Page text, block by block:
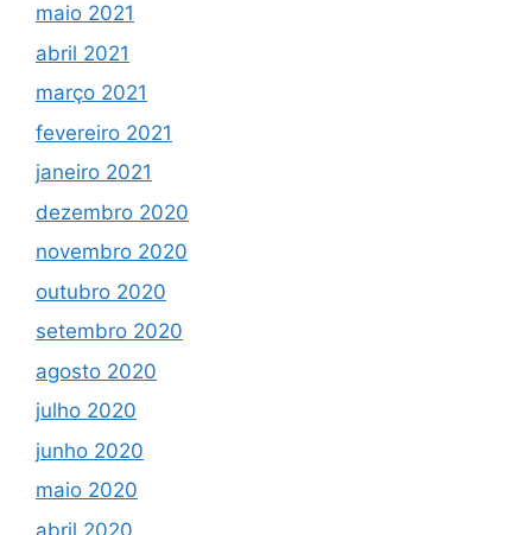
maio 2021
abril 2021
março 2021
fevereiro 2021
janeiro 2021
dezembro 2020
novembro 2020
outubro 2020
setembro 2020
agosto 2020
julho 2020
junho 2020
maio 2020
abril 2020